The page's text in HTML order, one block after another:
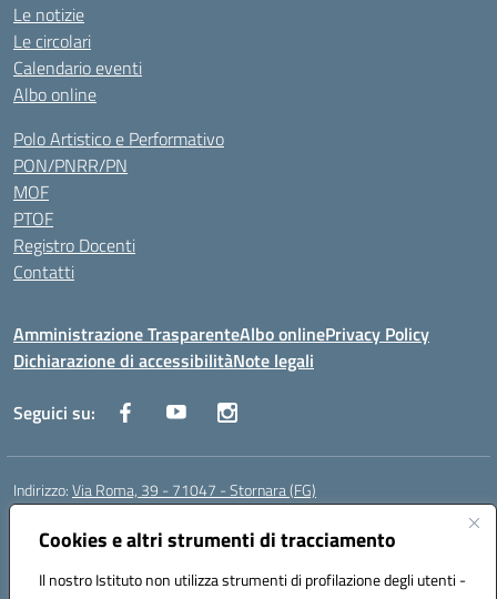
Cookies e altri strumenti di tracciamento
Il nostro Istituto non utilizza strumenti di profilazione degli utenti -
Le notizie
Le circolari
Calendario eventi
Albo online
Polo Artistico e Performativo
PON/PNRR/PN
MOF
PTOF
Registro Docenti
Contatti
Amministrazione TrasparenteAlbo onlinePrivacy Policy
Dichiarazione di accessibilitàNote legali
Seguici su:
Indirizzo:Via Roma, 39 - 71047 - Stornara (FG)
Centralino:
Posta elettronica certificata (PEC):FGIC83700P@pec.istruzione.it
Codice fiscale: 90015650717